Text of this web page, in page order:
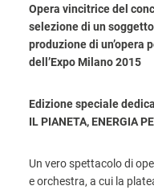
Opera vincitrice del
selezione di un
produzione di un’opera
dell’Expo Milano 2015
Edizione speciale
IL PIANETA, ENERGIA
Un vero spettacolo di
e orchestra, a cui la